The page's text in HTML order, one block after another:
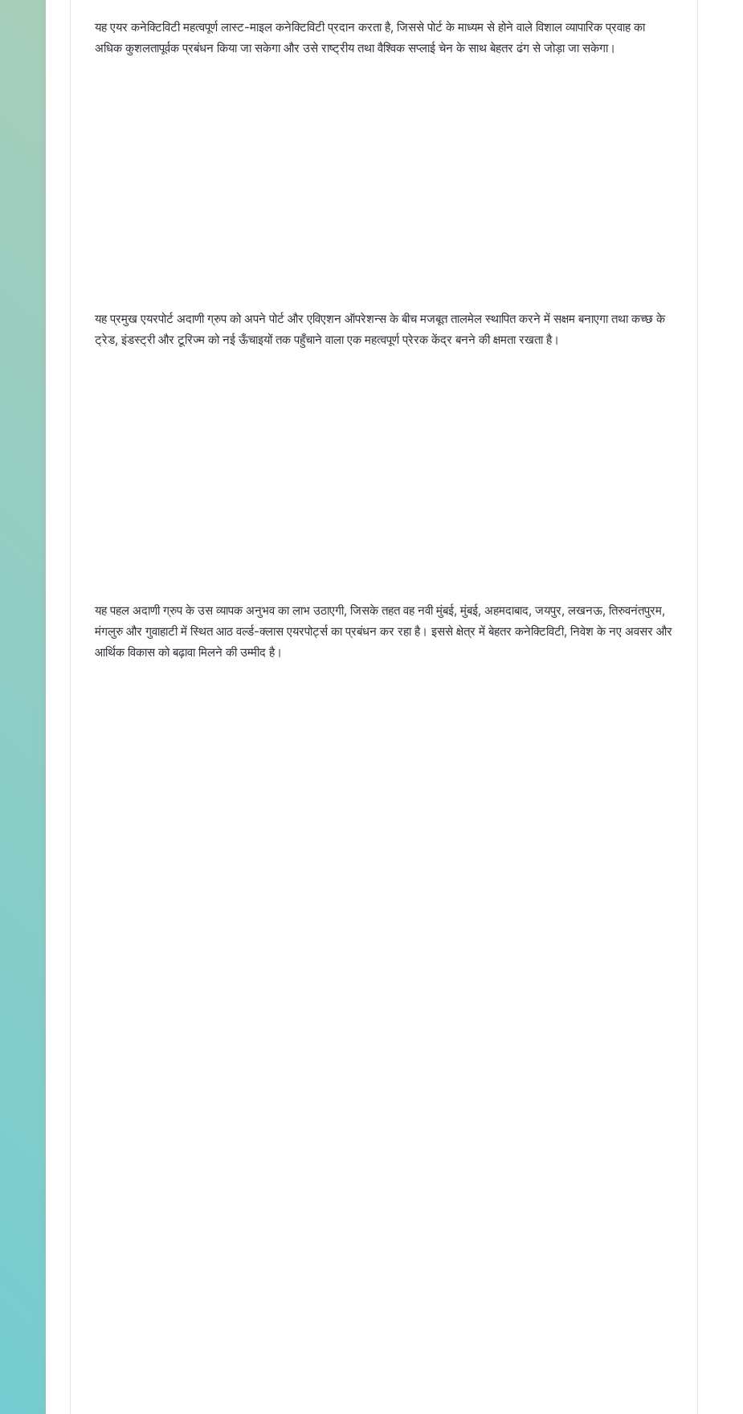
यह एयर कनेक्टिविटी महत्वपूर्ण लास्ट-माइल कनेक्टिविटी प्रदान करता है, जिससे पोर्ट के माध्यम से होने वाले विशाल व्यापारिक प्रवाह का
अधिक कुशलतापूर्वक प्रबंधन किया जा सकेगा और उसे राष्ट्रीय तथा वैश्विक सप्लाई चेन के साथ बेहतर ढंग से जोड़ा जा सकेगा।
यह प्रमुख एयरपोर्ट अदाणी ग्रुप को अपने पोर्ट और एविएशन ऑपरेशन्स के बीच मजबूत तालमेल स्थापित करने में सक्षम बनाएगा तथा कच्छ के
ट्रेड, इंडस्ट्री और टूरिज्म को नई ऊँचाइयों तक पहुँचाने वाला एक महत्वपूर्ण प्रेरक केंद्र बनने की क्षमता रखता है।
यह पहल अदाणी ग्रुप के उस व्यापक अनुभव का लाभ उठाएगी, जिसके तहत वह नवी मुंबई, मुंबई, अहमदाबाद, जयपुर, लखनऊ, तिरुवनंतपुरम,
मंगलुरु और गुवाहाटी में स्थित आठ वर्ल्ड-क्लास एयरपोर्ट्स का प्रबंधन कर रहा है। इससे क्षेत्र में बेहतर कनेक्टिविटी, निवेश के नए अवसर और
आर्थिक विकास को बढ़ावा मिलने की उम्मीद है।